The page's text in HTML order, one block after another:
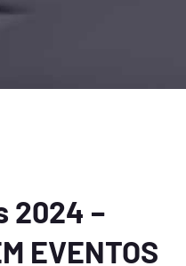
2024 –
EVENTOS